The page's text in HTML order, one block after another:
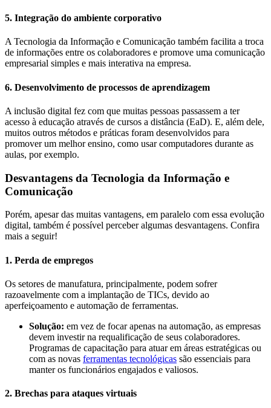
5. Integração do ambiente corporativo
A Tecnologia da Informação e Comunicação também facilita a troca
de informações entre os colaboradores e promove uma comunicação
empresarial simples e mais interativa na empresa.
6. Desenvolvimento de processos de aprendizagem
A inclusão digital fez com que muitas pessoas passassem a ter
acesso à educação através de cursos a distância (EaD). E, além dele,
muitos outros métodos e práticas foram desenvolvidos para
promover um melhor ensino, como usar computadores durante as
aulas, por exemplo.
Desvantagens da Tecnologia da Informação e
Comunicação
Porém, apesar das muitas vantagens, em paralelo com essa evolução
digital, também é possível perceber algumas desvantagens. Confira
mais a seguir!
1. Perda de empregos
Os setores de manufatura, principalmente, podem sofrer
razoavelmente com a implantação de TICs, devido ao
aperfeiçoamento e automação de ferramentas.
Solução: em vez de focar apenas na automação, as empresas
devem investir na requalificação de seus colaboradores.
Programas de capacitação para atuar em áreas estratégicas ou
com as novas ferramentas tecnológicas são essenciais para
manter os funcionários engajados e valiosos.
2. Brechas para ataques virtuais